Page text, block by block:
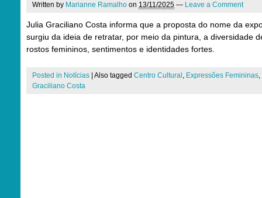
Written by Marianne Ramalho on 13/11/2025 — Leave a Comment
Julia Graciliano Costa informa que a proposta do nome da
surgiu da ideia de retratar, por meio da pintura, a diversidade
rostos femininos, sentimentos e identidades fortes.
Posted in Notícias Also tagged Centro Cultural , Expressões Femininas,
Graciliano Costa